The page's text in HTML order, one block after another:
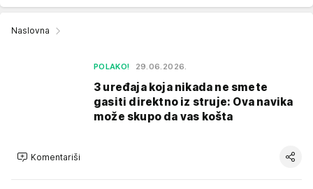
Naslovna
POLAKO! 29.06.2026.
3 uređaja koja nikada ne smete
gasiti direktno iz struje: Ova navika
može skupo da vas košta
Komentariši